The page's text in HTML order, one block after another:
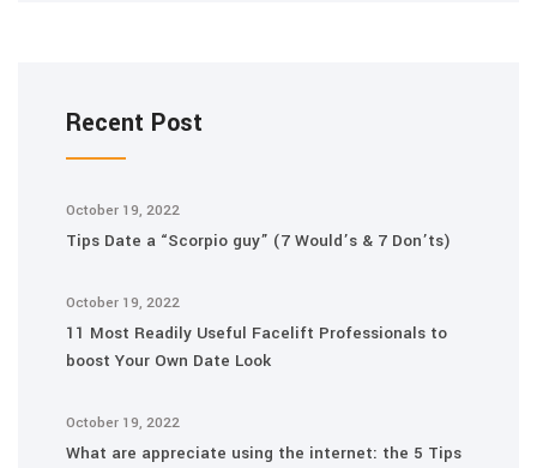
Recent Post
October 19, 2022
Tips Date a “Scorpio guy” (7 Would’s & 7 Don’ts)
October 19, 2022
11 Most Readily Useful Facelift Professionals to
boost Your Own Date Look
October 19, 2022
What are appreciate using the internet: the 5 Tips